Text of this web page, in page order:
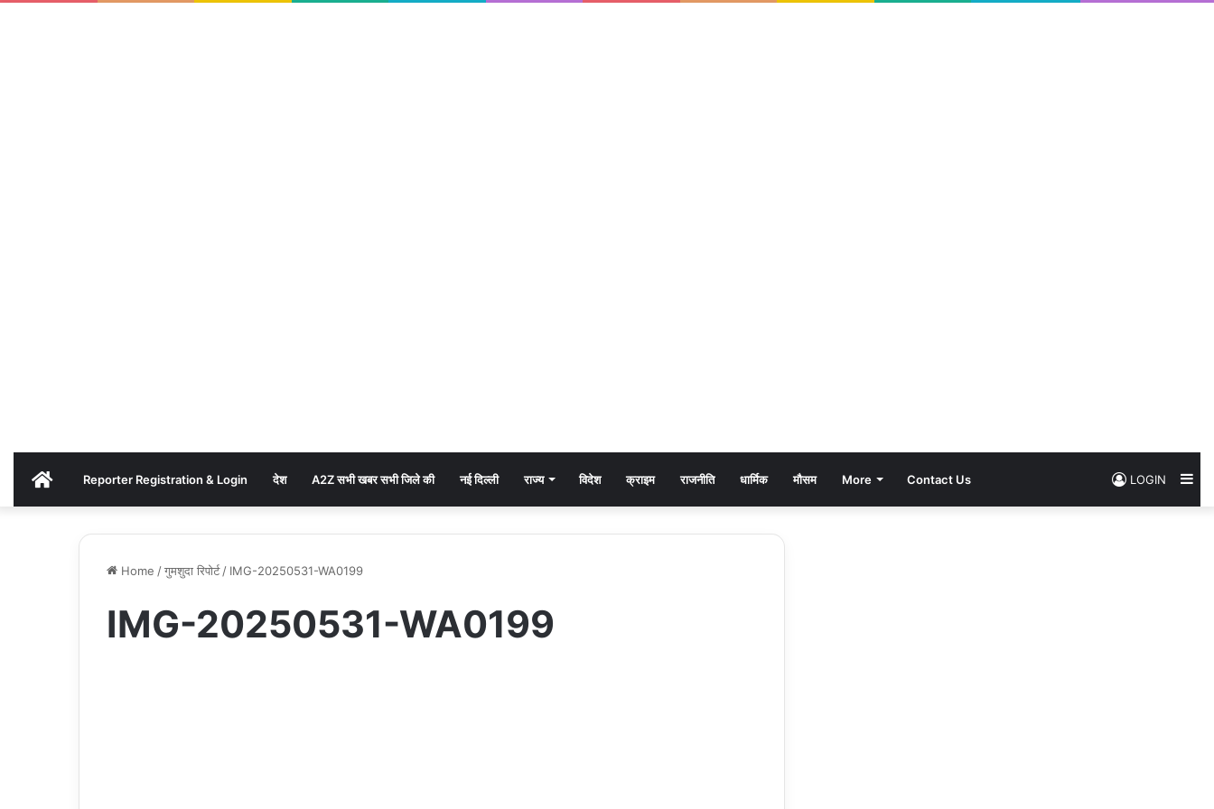
AKHAND
BHARAT
Reporter Registration & Login देश A2Z सभी खबर सभी जिले की नई दिल्ली राज्य विदेश क्राइम राजनीति धार्मिक मौसम More Contact Us LOGIN
Home /गुमशुदा रिपोर्ट / IMG-20250531-WA0199
IMG-20250531-WA0199